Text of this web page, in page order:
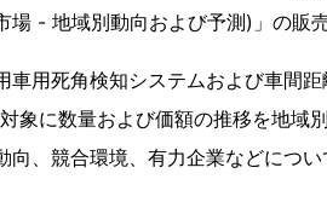
場 - 地域別動向および予測)」の販
車用死角検知システムおよび車間
象に数量および価額の推移を地域
向、競合環境、有力企業などにつ